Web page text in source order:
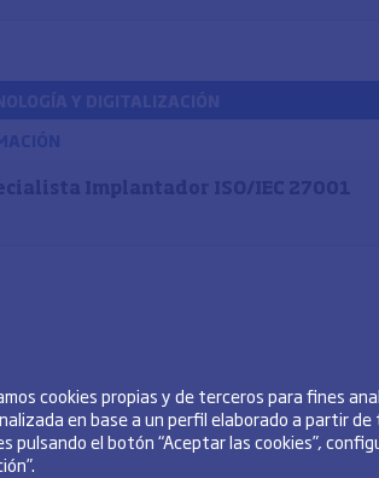
cookies propias y de terceros para fines
en base a un perfil elaborado a partir
pulsando el botón “Aceptar las cookies”,